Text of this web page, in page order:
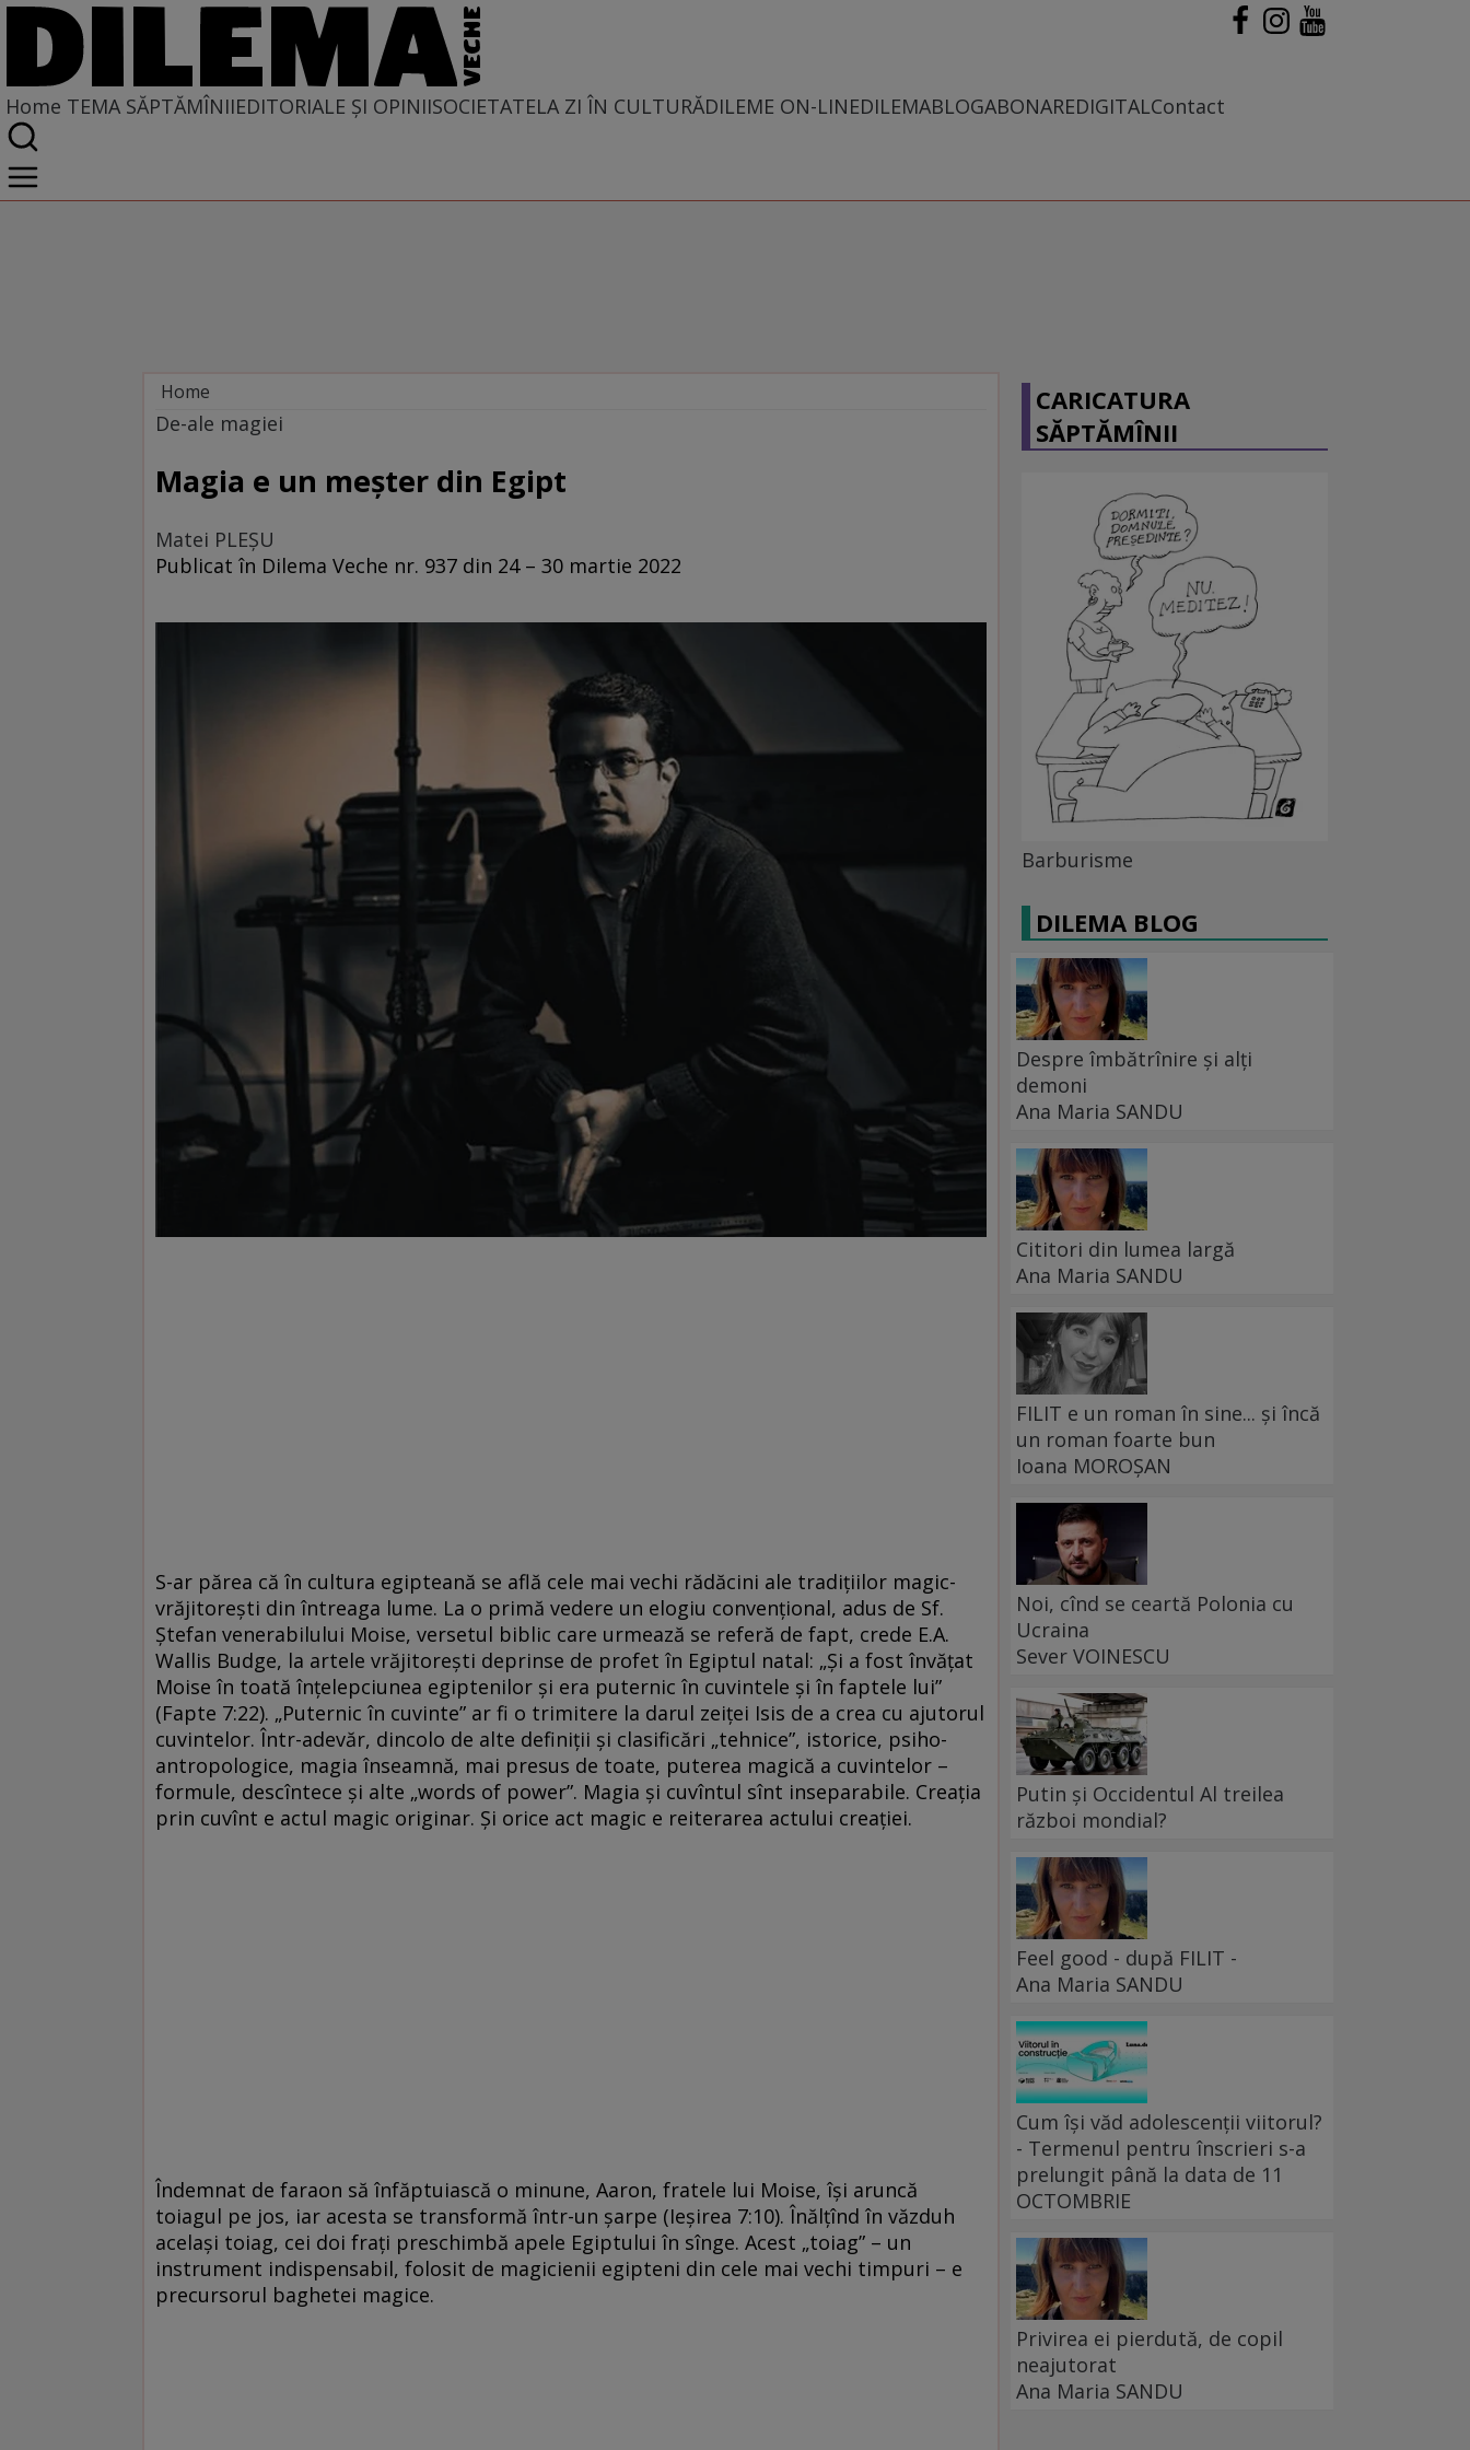
Home TEMA SĂPTĂMÎNIIEDITORIALE ȘI OPINIISOCIETATELA ZI ÎN CULTURĂDILEME ON-LINEDILEMABLOGABONAREDIGITALContact
Home
Tema săptămînii
De-ale magiei
Magia e un meșter din Egipt
Matei PLEŞU
Publicat în Dilema Veche nr. 937 din 24 – 30 martie 2022
S-ar părea că în cultura egipteană se află cele mai vechi rădăcini ale tradițiilor magic-
vrăjitorești din întreaga lume. La o primă vedere un elogiu convențional, adus de Sf.
Ștefan venerabilului Moise, versetul biblic care urmează se referă de fapt, crede E.A.
Wallis Budge, la artele vrăjitorești deprinse de profet în Egiptul natal: „Și a fost învățat
Moise în toată înțelepciunea egiptenilor și era puternic în cuvintele și în faptele lui”
(Fapte 7:22). „Puternic în cuvinte” ar fi o trimitere la darul zeiței Isis de a crea cu ajutorul
cuvintelor. Într-adevăr, dincolo de alte definiții și clasificări „tehnice”, istorice, psiho-
antropologice, magia înseamnă, mai presus de toate, puterea magică a cuvintelor –
formule, descîntece și alte „words of power”. Magia și cuvîntul sînt inseparabile. Creația
prin cuvînt e actul magic originar. Și orice act magic e reiterarea actului creației.
Îndemnat de faraon să înfăptuiască o minune, Aaron, fratele lui Moise, își aruncă
toiagul pe jos, iar acesta se transformă într-un șarpe (Ieșirea 7:10). Înălțînd în văzduh
același toiag, cei doi frați preschimbă apele Egiptului în sînge. Acest „toiag” – un
instrument indispensabil, folosit de magicienii egipteni din cele mai vechi timpuri – e
precursorul baghetei magice.
CARICATURA
SĂPTĂMÎNII
Barburisme
DILEMA BLOG
Despre îmbătrînire și alți
demoni
Ana Maria SANDU
Cititori din lumea largă
Ana Maria SANDU
FILIT e un roman în sine... și încă
un roman foarte bun
Ioana MOROȘAN
Noi, cînd se ceartă Polonia cu
Ucraina
Sever VOINESCU
Putin și Occidentul Al treilea
război mondial?
Feel good - după FILIT -
Ana Maria SANDU
Cum își văd adolescenții viitorul?
- Termenul pentru înscrieri s-a
prelungit până la data de 11
OCTOMBRIE
Privirea ei pierdută, de copil
neajutorat
Ana Maria SANDU